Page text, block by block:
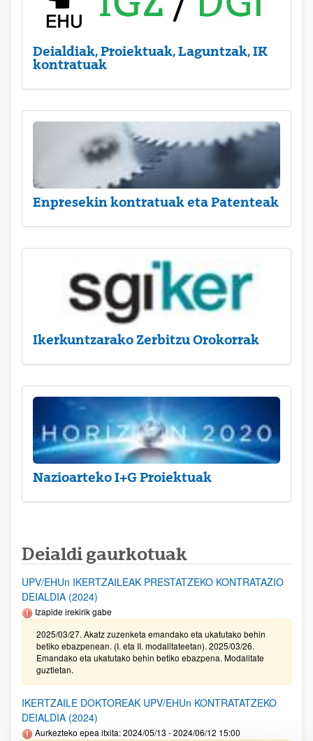
Deialdiak, Proiektuak, Laguntzak, IK
kontratuak
Enpresekin kontratuak eta Patenteak
Ikerkuntzarako Zerbitzu Orokorrak
Nazioarteko I+G Proiektuak
Deialdi gaurkotuak
UPV/EHUn IKERTZAILEAK PRESTATZEKO KONTRATAZIO
DEIALDIA (2024)
Izapide irekirik gabe
2025/03/27. Akatz zuzenketa emandako eta ukatutako behin
betiko ebazpenean. (I. eta II. modalitateetan). 2025/03/26.
Emandako eta ukatutako behin betiko ebazpena. Modalitate
guztietan.
IKERTZAILE DOKTOREAK UPV/EHUn KONTRATATZEKO
DEIALDIA (2024)
Aurkezteko epea itxita: 2024/05/13 - 2024/06/12 15:00